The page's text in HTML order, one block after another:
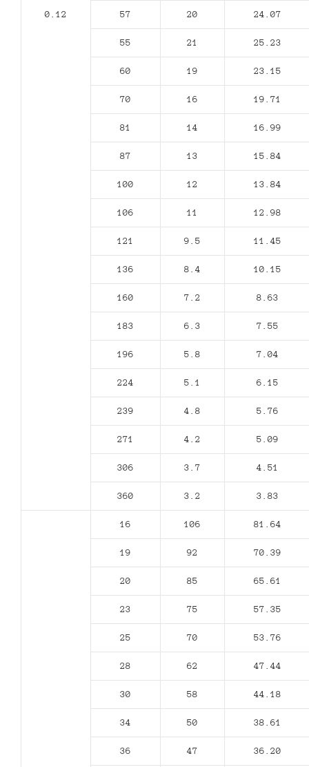
0.12 57 20 24.07
55 21 25.23
60 19 23.15
70 16 19.71
81 14 16.99
87 13 15.84
100 12 13.84
106 11 12.98
121 9.5 11.45
136 8.4 10.15
160 7.2 8.63
183 6.3 7.55
196 5.8 7.04
224 5.1 6.15
239 4.8 5.76
271 4.2 5.09
306 3.7 4.51
360 3.2 3.83
16 106 81.64
19 92 70.39
20 85 65.61
23 75 57.35
25 70 53.76
28 62 47.44
30 58 44.18
34 50 38.61
36 47 36.20